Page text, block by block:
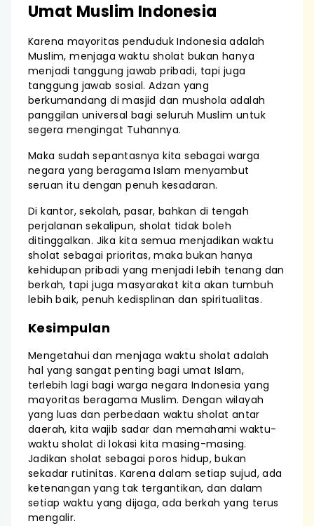
Umat Muslim Indonesia
Karena mayoritas penduduk Indonesia adalah
Muslim, menjaga waktu sholat bukan hanya
menjadi tanggung jawab pribadi, tapi juga
tanggung jawab sosial. Adzan yang
berkumandang di masjid dan mushola adalah
panggilan universal bagi seluruh Muslim untuk
segera mengingat Tuhannya.
Maka sudah sepantasnya kita sebagai warga
negara yang beragama Islam menyambut
seruan itu dengan penuh kesadaran.
Di kantor, sekolah, pasar, bahkan di tengah
perjalanan sekalipun, sholat tidak boleh
ditinggalkan. Jika kita semua menjadikan waktu
sholat sebagai prioritas, maka bukan hanya
kehidupan pribadi yang menjadi lebih tenang dan
berkah, tapi juga masyarakat kita akan tumbuh
lebih baik, penuh kedisplinan dan spiritualitas.
Kesimpulan
Mengetahui dan menjaga waktu sholat adalah
hal yang sangat penting bagi umat Islam,
terlebih lagi bagi warga negara Indonesia yang
mayoritas beragama Muslim. Dengan wilayah
yang luas dan perbedaan waktu sholat antar
daerah, kita wajib sadar dan memahami waktu-
waktu sholat di lokasi kita masing-masing.
Jadikan sholat sebagai poros hidup, bukan
sekadar rutinitas. Karena dalam setiap sujud, ada
ketenangan yang tak tergantikan, dan dalam
setiap waktu yang dijaga, ada berkah yang terus
mengalir.